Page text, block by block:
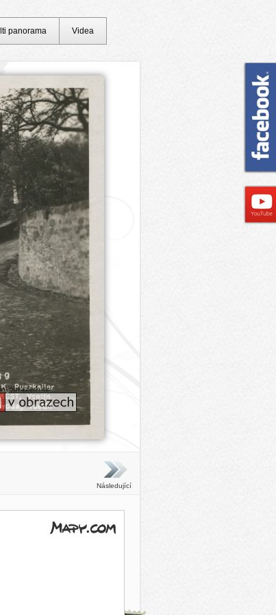
Následující
panorama Videa